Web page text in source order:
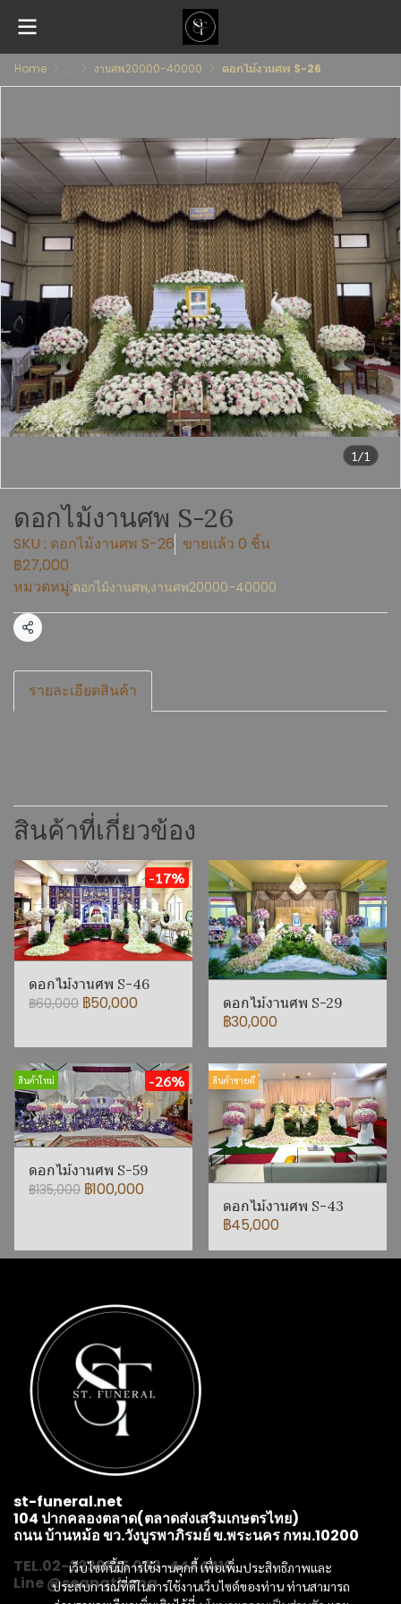
Home ... งานศพ20000-40000 ดอกไม้งานศพ S-26
1/1
ดอกไม้งานศพ S-26
SKU : ดอกไม้งานศพ S-26 ขายแล้ว 0 ชิ้น
฿27,000
หมวดหมู่:ดอกไม้งานศพ,งานศพ20000-40000
แชร์
รายละเอียดสินค้า
สินค้าที่เกี่ยวข้อง
-17%
ดอกไม้งานศพ S-46
฿60,000 ฿50,000 ดอกไม้งานศพ S-29
฿30,000
สินค้าใหม่ -26%
ดอกไม้งานศพ S-59
฿135,000 ฿100,000
สินค้าขายดี
ดอกไม้งานศพ S-43
฿45,000
เว็บไซต์นี้มีการใช้งานคุกกี้ เพื่อเพิ่มประสิทธิภาพและ
ประสบการณ์ที่ดีในการใช้งานเว็บไซต์ของท่าน ท่านสามารถ
st-funeral.net
104 ปากคลองตลาด(ตลาดส่งเสริมเกษตรไทย)
ถนน บ้านหม้อ ขว.วังบูรพาภิรมย์ ข.พระนคร กทม.10200
TEL.02-2239815 083-4444416
Line @seangthong